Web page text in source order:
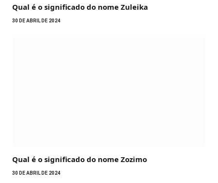
Qual é o significado do nome Zuleika
30 DE ABRIL DE 2024
Qual é o significado do nome Zozimo
30 DE ABRIL DE 2024